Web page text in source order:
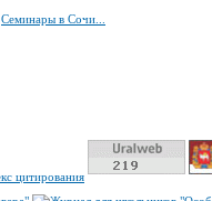
Семинары в Сочи...